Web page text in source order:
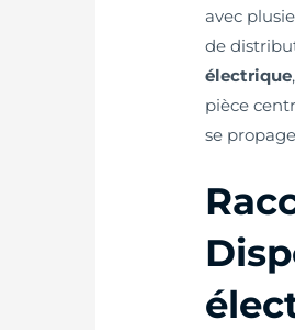
avec
de
électrique
pièce
se